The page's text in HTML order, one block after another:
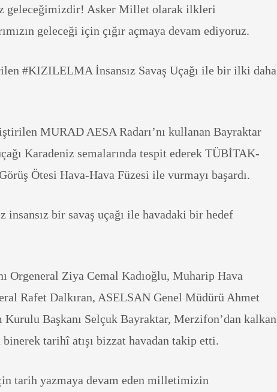
geleceğimizdir! Asker Millet olarak ilkleri
geleceği için çığır açmaya devam ediyoruz.
#KIZILELMA İnsansız Savaş Uçağı ile bir ilki daha
MURAD AESA Radarı’nı kullanan Bayraktar
Karadeniz semalarında tespit ederek TÜBİTAK-
Ötesi Hava-Hava Füzesi ile vurmayı başardı.
bir savaş uçağı ile havadaki bir hedef
Orgeneral Ziya Cemal Kadıoğlu, Muharip Hava
Rafet Dalkıran, ASELSAN Genel Müdürü Ahmet
Başkanı Selçuk Bayraktar, Merzifon’dan kalkan
binerek tarihî atışı bizzat havadan takip etti.
tarih yazmaya devam eden milletimizin